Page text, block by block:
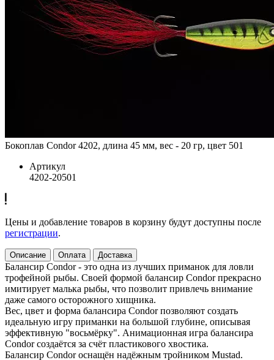
Бокоплав Condor 4202, длина 45 мм, вес - 20 гр, цвет 501
Артикул
4202-20501
Цены и добавление товаров в корзину будут доступны после
регистрации.
Описание Оплата Доставка
Балансир Condor - это одна из лучших приманок для ловли
трофейной рыбы. Своей формой балансир Condor прекрасно
имитирует малька рыбы, что позволит привлечь внимание
даже самого осторожного хищника.
Вес, цвет и форма балансира Condor позволяют создать
идеальную игру приманки на большой глубине, описывая
эффективную "восьмёрку". Анимационная игра балансира
Condor создаётся за счёт пластикового хвостика.
Балансир Condor оснащён надёжным тройником Mustad.